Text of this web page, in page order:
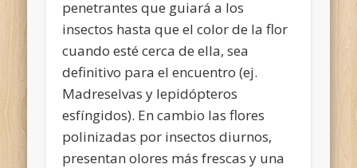
penetrantes que guiará a los
insectos hasta que el color de la flor
cuando esté cerca de ella, sea
definitivo para el encuentro (ej.
Madreselvas y lepidópteros
esfíngidos). En cambio las flores
polinizadas por insectos diurnos,
presentan olores más frescas y una